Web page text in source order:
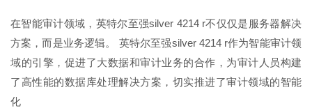
在智能审计领域，英特尔至强silver 4214 r不仅仅是服务器解决
方案，而是业务逻辑。 英特尔至强silver 4214 r作为智能审计领
域的引擎，促进了大数据和审计业务的合作，为审计人员构建
了高性能的数据库处理解决方案，切实推进了审计领域的智能
化